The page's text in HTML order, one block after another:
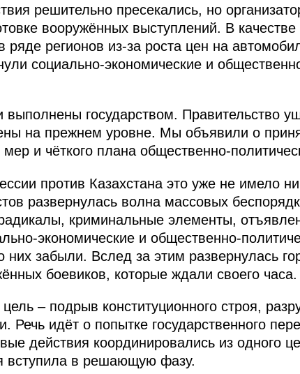
решительно пресекались, но
вооружённых выступлений. В
ряде регионов из-за роста цен на
социально-экономические и
государством. Правительство
на прежнем уровне. Мы объявили о
и чёткого плана общественно-
против Казахстана это уже не имело
развернулась волна массовых
криминальные элементы,
экономические и общественно-
них забыли. Вслед за этим развернулась
боевиков, которые ждали своего часа.
– подрыв конституционного строя,
Речь идёт о попытке государственного
действия координировались из одного
вступила в решающую фазу.